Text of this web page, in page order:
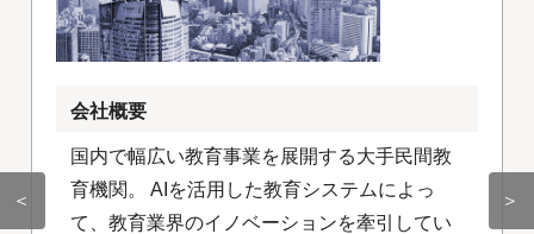
＜
会社概要
国内で幅広い教育事業を展開する大手民間教
育機関。 AIを活用した教育システムによっ
て、教育業界のイノベーションを牽引してい
＞